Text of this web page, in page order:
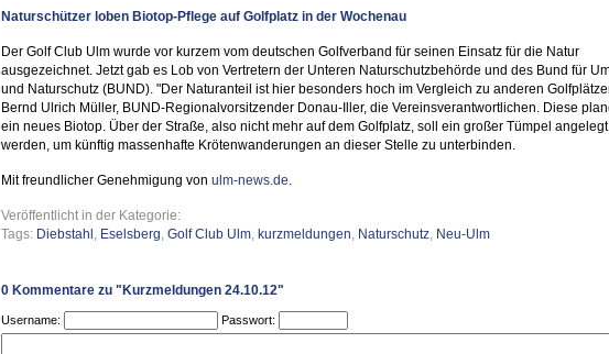
Naturschützer loben Biotop-Pflege auf Golfplatz in der Wochenau
Der Golf Club Ulm wurde vor kurzem vom deutschen Golfverband für seinen Einsatz für die Natur
ausgezeichnet. Jetzt gab es Lob von Vertretern der Unteren Naturschutzbehörde und des Bund für
und Naturschutz (BUND). "Der Naturanteil ist hier besonders hoch im Vergleich zu anderen
Bernd Ulrich Müller, BUND-Regionalvorsitzender Donau-Iller, die Vereinsverantwortlichen. Diese
ein neues Biotop. Über der Straße, also nicht mehr auf dem Golfplatz, soll ein großer Tümpel angelegt
werden, um künftig massenhafte Krötenwanderungen an dieser Stelle zu unterbinden.
Mit freundlicher Genehmigung von ulm-news.de.
Veröffentlicht in der Kategorie:
Tags: Diebstahl , Eselsberg, Golf Club Ulm, kurzmeldungen, Naturschutz, Neu-Ulm
0 Kommentare zu "Kurzmeldungen 24.10.12"
Username: Passwort: